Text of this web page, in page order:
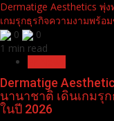
Dermatige Aesthetics พุ่
เกมรุกธุรกิจความงามพร้อ
0
0
1 min read
Dermatige
นานาชาติ เดินเกมรุ
ในปี 2026